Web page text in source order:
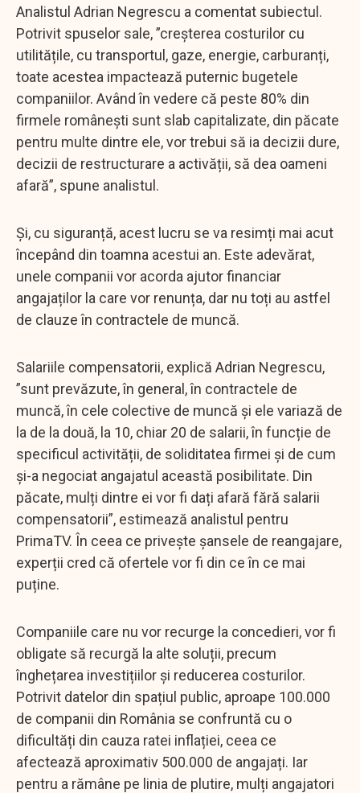
Analistul Adrian Negrescu a comentat subiectul.
Potrivit spuselor sale, ”creșterea costurilor cu
utilitățile, cu transportul, gaze, energie, carburanți,
toate acestea impactează puternic bugetele
companiilor. Având în vedere că peste 80% din
firmele românești sunt slab capitalizate, din păcate
pentru multe dintre ele, vor trebui să ia decizii dure,
decizii de restructurare a activății, să dea oameni
afară”, spune analistul.
Și, cu siguranță, acest lucru se va resimți mai acut
începând din toamna acestui an. Este adevărat,
unele companii vor acorda ajutor financiar
angajaților la care vor renunța, dar nu toți au astfel
de clauze în contractele de muncă.
Salariile compensatorii, explică Adrian Negrescu,
”sunt prevăzute, în general, în contractele de
muncă, în cele colective de muncă și ele variază de
la de la două, la 10, chiar 20 de salarii, în funcție de
specificul activității, de soliditatea firmei și de cum
și-a negociat angajatul această posibilitate. Din
păcate, mulți dintre ei vor fi dați afară fără salarii
compensatorii”, estimează analistul pentru
PrimaTV. În ceea ce privește șansele de reangajare,
experții cred că ofertele vor fi din ce în ce mai
puține.
Companiile care nu vor recurge la concedieri, vor fi
obligate să recurgă la alte soluții, precum
înghețarea investițiilor și reducerea costurilor.
Potrivit datelor din spațiul public, aproape 100.000
de companii din România se confruntă cu o
dificultăți din cauza ratei inflației, ceea ce
afectează aproximativ 500.000 de angajați. Iar
pentru a rămâne pe linia de plutire, mulți angajatori